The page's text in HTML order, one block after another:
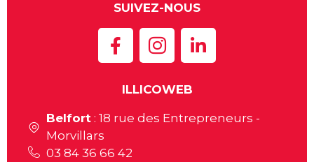
SUIVEZ-NOUS
ILLICOWEB
Belfort : 18 rue des Entrepreneurs -
Morvillars
03 84 36 66 42